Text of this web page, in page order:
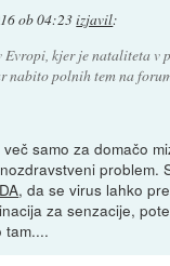
ob 04:23izjavil:
kjer je nataliteta v
nabito polnih tem na
samo za domačo
problem.
, da se virus lahko
za senzacije,
tam....